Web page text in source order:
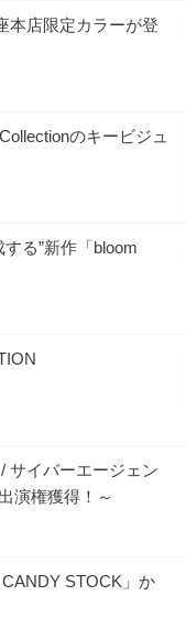
本店限定カラーが登
のキービジュ
る”新作「bloom
サイバーエージェン
演権獲得！～
STOCK」か